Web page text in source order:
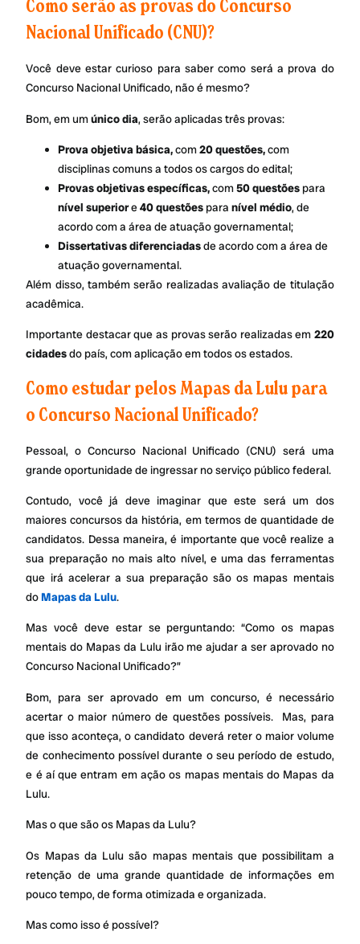
Como serão as provas do Concurso
Nacional Unificado (CNU)?
Você deve estar curioso para saber como será a prova do
Concurso Nacional Unificado, não é mesmo?
Bom, em umúnico dia, serão aplicadas três provas:
Prova objetiva básica,com20 questões,com
disciplinas comuns a todos os cargos do edital;
Provas objetivas específicas,com50 questões para
nível superiore40 questões paranível médio, de
acordo com a área de atuação governamental;
Dissertativas diferenciadasde acordo com a área de
atuação governamental.
Além disso, também serão realizadas avaliação de titulação
acadêmica.
Importante destacar que as provas serão realizadas em 220
cidadesdo país, com aplicação em todos os estados.
Como estudar pelos Mapas da Lulu para
o Concurso Nacional Unificado?
Pessoal, o Concurso Nacional Unificado (CNU) será uma
grande oportunidade de ingressar no serviço público federal.
Contudo, você já deve imaginar que este será um dos
maiores concursos da história, em termos de quantidade de
candidatos. Dessa maneira, é importante que você realize a
sua preparação no mais alto nível, e uma das ferramentas
que irá acelerar a sua preparação são os mapas mentais
doMapas da Lulu.
Mas você deve estar se perguntando: “Como os mapas
mentais do Mapas da Lulu irão me ajudar a ser aprovado no
Concurso Nacional Unificado?”
Bom, para ser aprovado em um concurso, é necessário
acertar o maior número de questões possíveis. Mas, para
que isso aconteça, o candidato deverá reter o maior volume
de conhecimento possível durante o seu período de estudo,
e é aí que entram em ação os mapas mentais do Mapas da
Lulu.
Mas o que são os Mapas da Lulu?
Os Mapas da Lulu são mapas mentais que possibilitam a
retenção de uma grande quantidade de informações em
pouco tempo, de forma otimizada e organizada.
Mas como isso é possível?